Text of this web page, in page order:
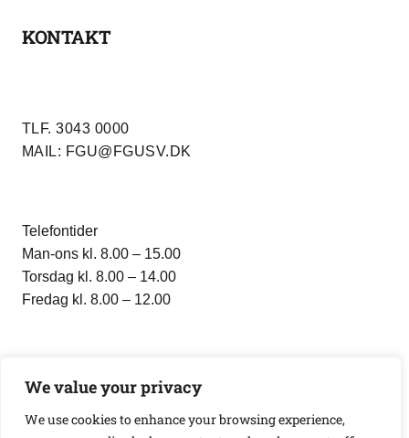
We value your privacy
We use cookies to enhance your browsing experience,
KONTAKT
TLF. 3043 0000
MAIL: FGU@FGUSV.DK
Telefontider
Man-ons kl. 8.00 – 15.00
Torsdag kl. 8.00 – 14.00
Fredag kl. 8.00 – 12.00
InstagramFacebook YouTube